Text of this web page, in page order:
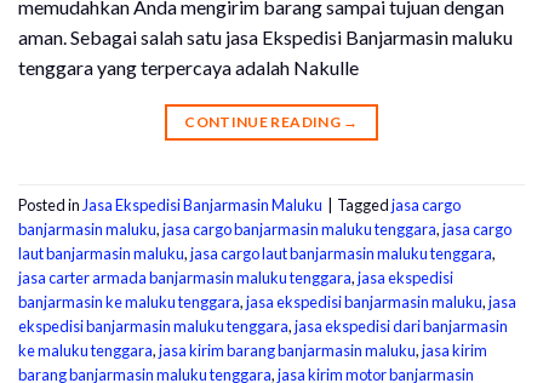
memudahkan Anda mengirim barang sampai tujuan dengan
aman. Sebagai salah satu jasa Ekspedisi Banjarmasin maluku
tenggara yang terpercaya adalah Nakulle
CONTINUE READING →
Posted in Jasa Ekspedisi Banjarmasin Maluku Taggedjasa cargo
banjarmasin maluku,jasa cargo banjarmasin maluku tenggara,jasa cargo
laut banjarmasin maluku,jasa cargo laut banjarmasin maluku tenggara,
jasa carter armada banjarmasin maluku tenggara,jasa ekspedisi
banjarmasin ke maluku tenggara,jasa ekspedisi banjarmasin maluku,jasa
ekspedisi banjarmasin maluku tenggara,jasa ekspedisi dari banjarmasin
ke maluku tenggara,jasa kirim barang banjarmasin maluku,jasa kirim
barang banjarmasin maluku tenggara,jasa kirim motor banjarmasin